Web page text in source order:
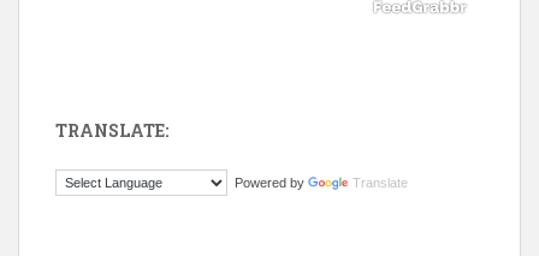
El ayuntamiento se va a llevar a Los Gatos callejeros de la zona los
TRANSLATE:
Powered by Translate